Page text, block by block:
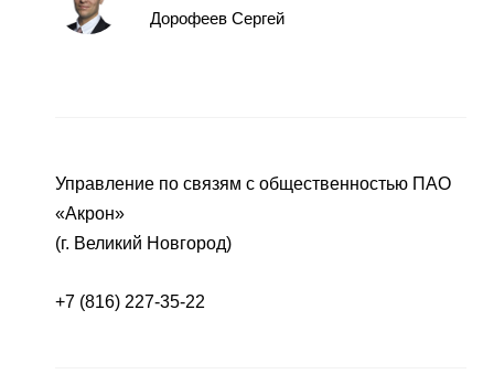
Дорофеев Сергей
Управление по связям с общественностью ПАО
«Акрон»
(г. Великий Новгород)
+7 (816) 227-35-22